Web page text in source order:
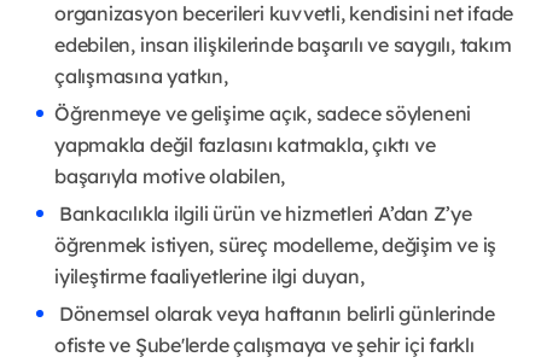
organizasyon becerileri kuvvetli, kendisini net ifade
edebilen, insan ilişkilerinde başarılı ve saygılı, takım
çalışmasına yatkın,
Öğrenmeye ve gelişime açık, sadece söyleneni
yapmakla değil fazlasını katmakla, çıktı ve
başarıyla motive olabilen,
Bankacılıkla ilgili ürün ve hizmetleri A’dan Z’ye
öğrenmek istiyen, süreç modelleme, değişim ve iş
iyileştirme faaliyetlerine ilgi duyan,
Dönemsel olarak veya haftanın belirli günlerinde
ofiste ve Şube'lerde çalışmaya ve şehir içi farklı